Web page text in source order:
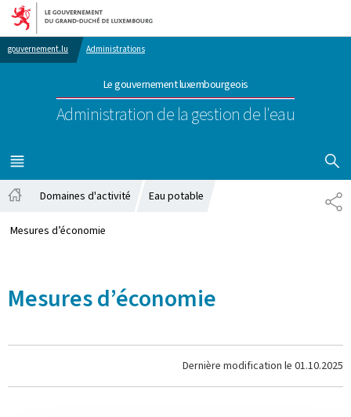
Aller au menu principal
Aller au contenu
gouvernement.lu Administrations
Le gouvernement luxembourgeois
Administration de la gestion de l'eau
MENU
PRINCIPAL
Domaines d'activité Eau potable
Mesures d’économie
Mesures d’économie
Dernière modification le 01.10.2025